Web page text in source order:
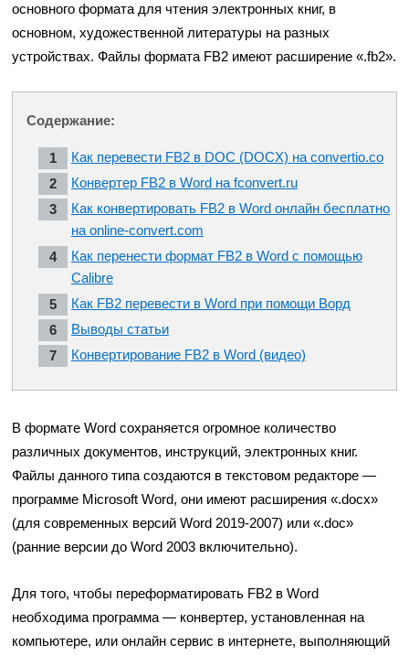
основного формата для чтения электронных книг, в
основном, художественной литературы на разных
устройствах. Файлы формата FB2 имеют расширение «.fb2».
Содержание:
Как перевести FB2 в DOC (DOCX) на convertio.co
Конвертер FB2 в Word на fconvert.ru
Как конвертировать FB2 в Word онлайн бесплатно
на online-convert.com
Как перенести формат FB2 в Word с помощью
Calibre
Как FB2 перевести в Word при помощи Ворд
Выводы статьи
Конвертирование FB2 в Word (видео)
В формате Word сохраняется огромное количество
различных документов, инструкций, электронных книг.
Файлы данного типа создаются в текстовом редакторе —
программе Microsoft Word, они имеют расширения «.docx»
(для современных версий Word 2019-2007) или «.doc»
(ранние версии до Word 2003 включительно).
Для того, чтобы переформатировать FB2 в Word
необходима программа — конвертер, установленная на
компьютере, или онлайн сервис в интернете, выполняющий